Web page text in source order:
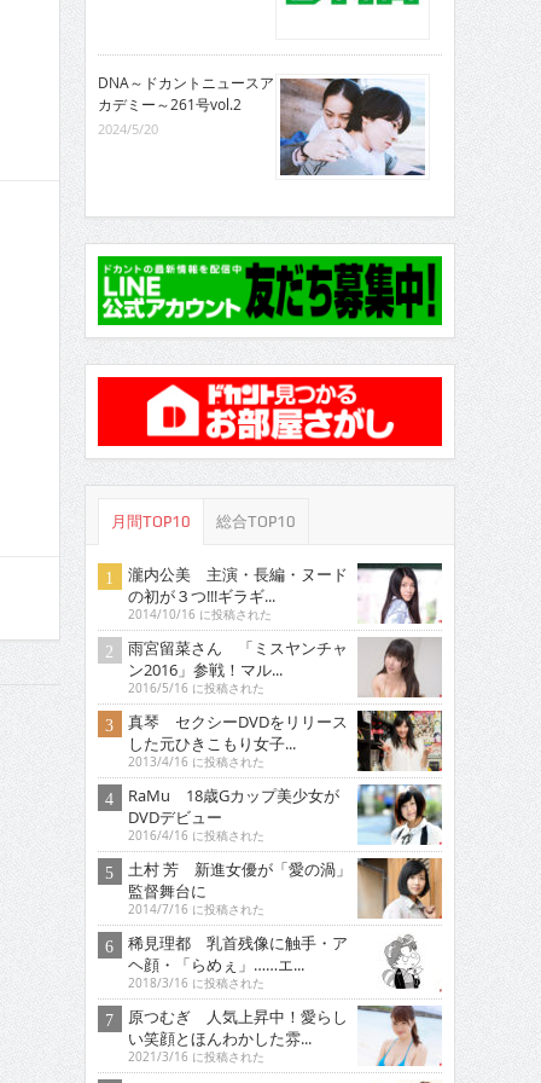
DNA～ドカントニュースア
カデミー～261号vol.2
2024/5/20
月間TOP10 総合TOP10
瀧内公美 主演・長編・ヌード
の初が３つ!!!ギラギ...
2014/10/16 に投稿された
雨宮留菜さん 「ミスヤンチャ
ン2016」参戦！マル...
2016/5/16 に投稿された
真琴 セクシーDVDをリリース
した元ひきこもり女子...
2013/4/16 に投稿された
RaMu 18歳Gカップ美少女が
DVDデビュー
2016/4/16 に投稿された
土村 芳 新進女優が「愛の渦」
監督舞台に
2014/7/16 に投稿された
稀見理都 乳首残像に触手・ア
ヘ顔・「らめぇ」……エ...
2018/3/16 に投稿された
原つむぎ 人気上昇中！愛らし
い笑顔とほんわかした雰...
2021/3/16 に投稿された